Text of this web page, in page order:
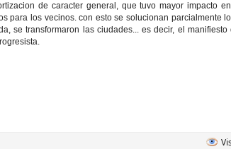
de caracter general, que tuvo mayor impacto
para los vecinos. con esto se solucionan parcialmente
se transformaron las ciudades... es decir, el manifiesto